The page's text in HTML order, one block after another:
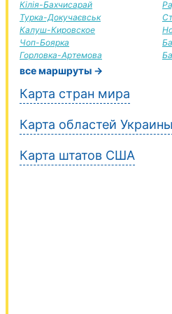
Кілія-Бахчисарай
Турка-Докучаєвськ
Калуш-Кировское
Чоп-Боярка
Горловка-Артемова
все маршруты →
Карта стран мира
Карта областей Украины
Карта штатов США